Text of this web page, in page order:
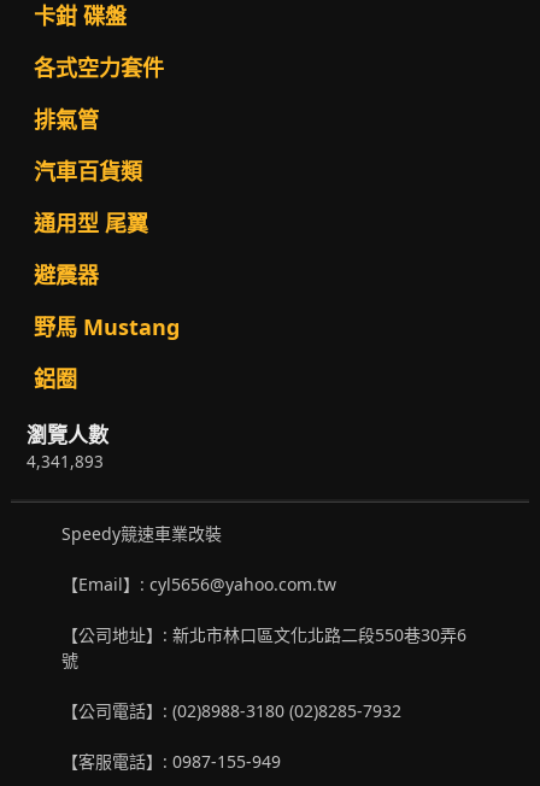
卡鉗 碟盤
各式空力套件
排氣管
汽車百貨類
通用型 尾翼
避震器
野馬 Mustang
鋁圈
瀏覽人數
4,341,893
Speedy競速車業改裝
【Email】: cyl5656@yahoo.com.tw
【公司地址】: 新北市林口區文化北路二段550巷30弄6
號
【公司電話】: (02)8988-3180 (02)8285-7932
【客服電話】: 0987-155-949